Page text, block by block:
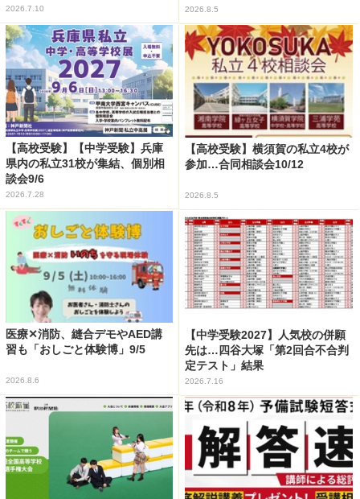
2026.7.10 2026.8.5
【高校受験】【中学受験】兵庫
県内の私立31校が集結、個別相
談会9/6
2026.7.28
【高校受験】横須賀の私立4校が
参加…合同相談会10/12
2026.8.5
医療✕消防、縫合デモやAED講
習も「おしごと体験博」9/5
2026.8.6
【中学受験2027】人気校の併願
先は…四谷大塚「第2回合不合判
定テスト」結果
2026.7.16